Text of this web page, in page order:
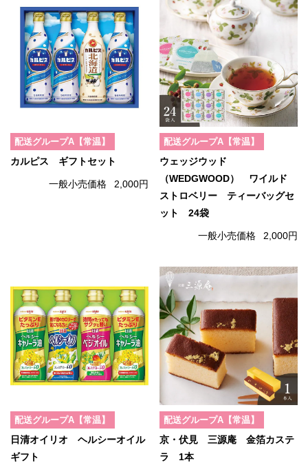
配送グループA【常温】
カルピス ギフトセット
一般小売価格 2,000円
配送グループA【常温】
ウェッジウッド
（WEDGWOOD） ワイルド
ストロベリー ティーバッグセ
ット 24袋
一般小売価格 2,000円
配送グループA【常温】
日清オイリオ ヘルシーオイル
ギフト
配送グループA【常温】
京・伏見 三源庵 金箔カステ
ラ 1本